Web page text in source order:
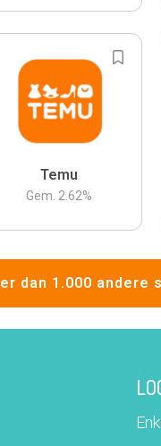
Temu
Gem. 2.62%
dan 1.000 andere